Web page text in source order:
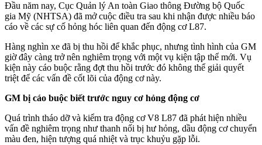
Đầu năm nay, Cục Quản lý An toàn Giao thông Đường bộ Quốc
gia Mỹ (NHTSA) đã mở cuộc điều tra sau khi nhận được nhiều báo
cáo về các sự cố hỏng hóc liên quan đến động cơ L87.
Hàng nghìn xe đã bị thu hồi để khắc phục, nhưng tình hình của GM
giờ đây càng trở nên nghiêm trọng với một vụ kiện tập thể mới. Vụ
kiện này cáo buộc rằng đợt thu hồi trước đó không thể giải quyết
triệt để các vấn đề cốt lõi của động cơ này.
GM bị cáo buộc biết trước nguy cơ hỏng động cơ
Quá trình tháo dỡ và kiểm tra động cơ V8 L87 đã phát hiện nhiều
vấn đề nghiêm trọng như thanh nối bị hư hỏng, dầu động cơ chuyển
màu đen, hiện tượng quá nhiệt và trục khuỷu gặp lỗi.